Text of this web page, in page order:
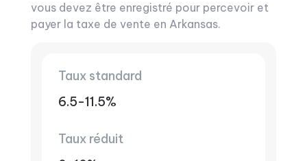
vous devez être enregistré pour percevoir et
payer la taxe de vente en Arkansas.
Taux standard
6.5-11.5%
Taux réduit